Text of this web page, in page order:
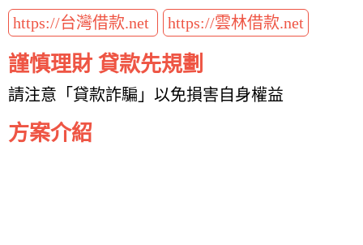
https://台灣借款.net
https://雲林借款.net
謹慎理財 貸款先規劃
請注意「貸款詐騙」以免損害自身權益
方案介紹